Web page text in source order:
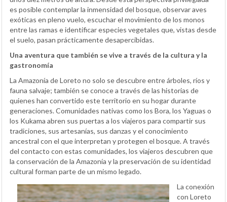
es posible contemplar la inmensidad del bosque, observar aves
exóticas en pleno vuelo, escuchar el movimiento de los monos
entre las ramas e identificar especies vegetales que, vistas desde
el suelo, pasan prácticamente desapercibidas.
Una aventura que también se vive a través de la cultura y la
gastronomía
La Amazonía de Loreto no solo se descubre entre árboles, ríos y
fauna salvaje; también se conoce a través de las historias de
quienes han convertido este territorio en su hogar durante
generaciones. Comunidades nativas como los Bora, los Yaguas o
los Kukama abren sus puertas a los viajeros para compartir sus
tradiciones, sus artesanías, sus danzas y el conocimiento
ancestral con el que interpretan y protegen el bosque. A través
del contacto con estas comunidades, los viajeros descubren que
la conservación de la Amazonía y la preservación de su identidad
cultural forman parte de un mismo legado.
La conexión
con Loreto